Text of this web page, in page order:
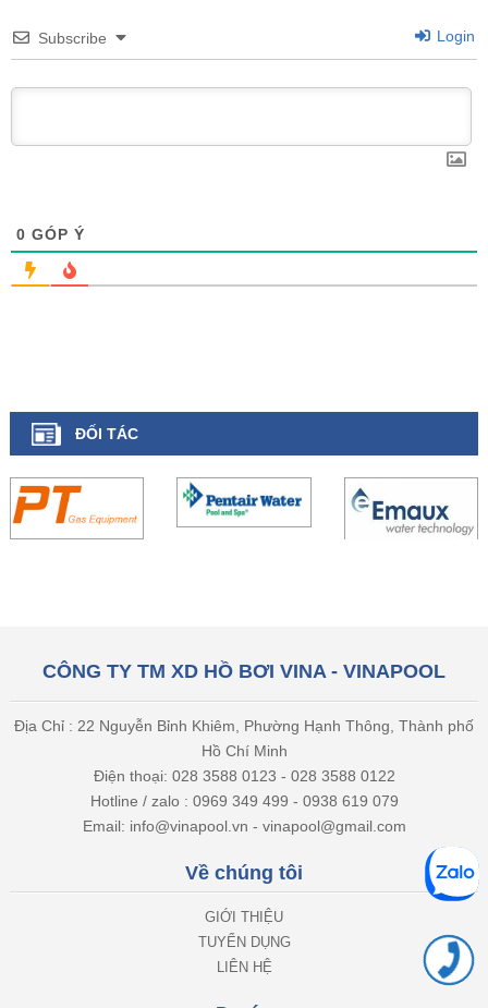
Subscribe Login
0 GÓP Ý
ĐỐI TÁC
CÔNG TY TM XD HỒ BƠI VINA - VINAPOOL
Địa Chỉ : 22 Nguyễn Bỉnh Khiêm, Phường Hạnh Thông, Thành phố
Hồ Chí Minh
Điện thoại: 028 3588 0123 - 028 3588 0122
Hotline / zalo : 0969 349 499 - 0938 619 079
Email: info@vinapool.vn - vinapool@gmail.com
Về chúng tôi
GIỚI THIỆU
TUYỂN DỤNG
LIÊN HỆ